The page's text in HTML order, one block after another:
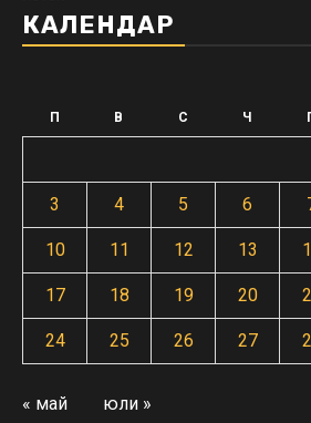
КАЛЕНДАР
П В С Ч
3 4 5 6
10 11 12 13
17 18 19 20
24 25 26 27
« май юли »